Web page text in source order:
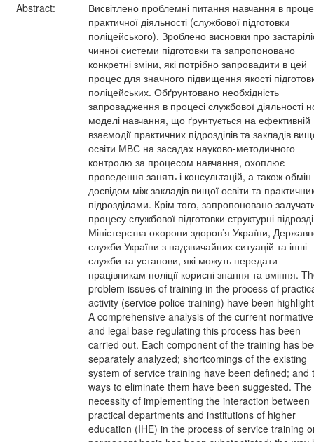
Abstract:
Висвітлено проблемні питання навчання в
практичної діяльності (службової підготовки
поліцейського). Зроблено висновки про
чинної системи підготовки та запропоновано
конкретні зміни, які потрібно запровадити в цей
процес для значного підвищення якості
поліцейських. Обґрунтовано необхідність
запровадження в процесі службової діяльності
моделі навчання, що ґрунтується на ефективній
взаємодії практичних підрозділів та закладів
освіти МВС на засадах науково-методичного
контролю за процесом навчання, охоплює
проведення занять і консультацій, а також обмін
досвідом між закладів вищої освіти та
підрозділами. Крім того, запропоновано
процесу службової підготовки структурні
Міністерства охорони здоров’я України,
служби України з надзвичайних ситуацій та інші
служби та установи, які можуть передати
працівникам поліції корисні знання та вміння.
problem issues of training in the process of
activity (service police training) have been
A comprehensive analysis of the current normative
and legal base regulating this process has been
carried out. Each component of the training has
separately analyzed; shortcomings of the existing
system of service training have been defined; and
ways to eliminate them have been suggested. The
necessity of implementing the interaction between
practical departments and institutions of higher
education (IHE) in the process of service training